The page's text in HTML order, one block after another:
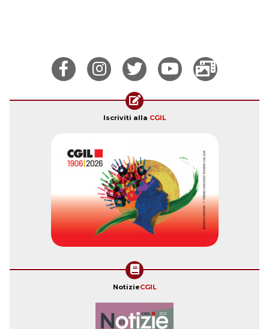
Iscriviti alla CGIL
NotizieCGIL